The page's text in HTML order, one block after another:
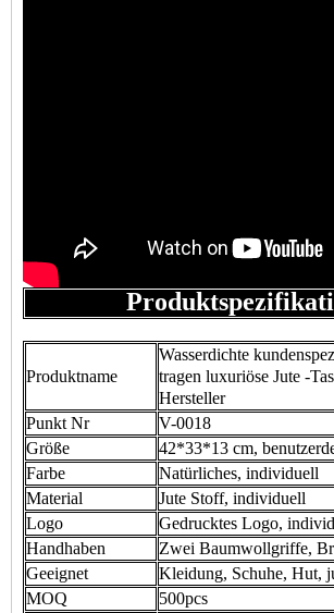
Produktname
Wasserdichte
tragen luxuriöse Jute -
Hersteller
Punkt Nr
V-0018
Größe
42*33*13 cm,
Farbe
Natürliches, individuell
Material
Jute Stoff, individuell
Logo
Gedrucktes Logo,
Handhaben
Zwei Baumwollgriffe,
Geeignet
Kleidung, Schuhe, Hut,
MOQ
500pcs